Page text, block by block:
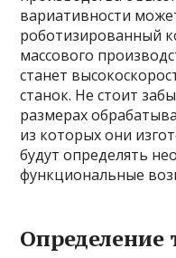
вариативности
роботизированный
массового
станет
станок. Не стоит
размерах
из которых они
будут определять
функциональные
Определение